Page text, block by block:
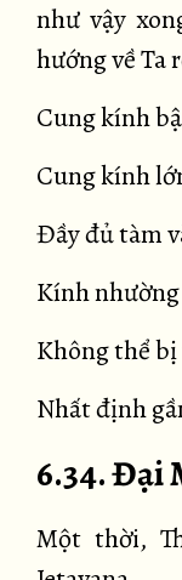
như vậy
hướng về Ta
Cung kính
Cung kính
Đầy đủ tàm
Kính
Không thể
Nhất định
6.34. Đại
Một thời,